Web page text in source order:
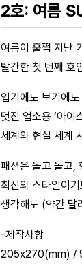
2호: 여름
여름이 훌쩍 지난
발간한 첫 번째 호
입기에도 보기에
멋진 업소용 ‘아이
세계와 현실 세계
패션은 돌고 돌고,
최신의 스타일이
생각해도 (약간 달
-제작사항
205x270(mm) /